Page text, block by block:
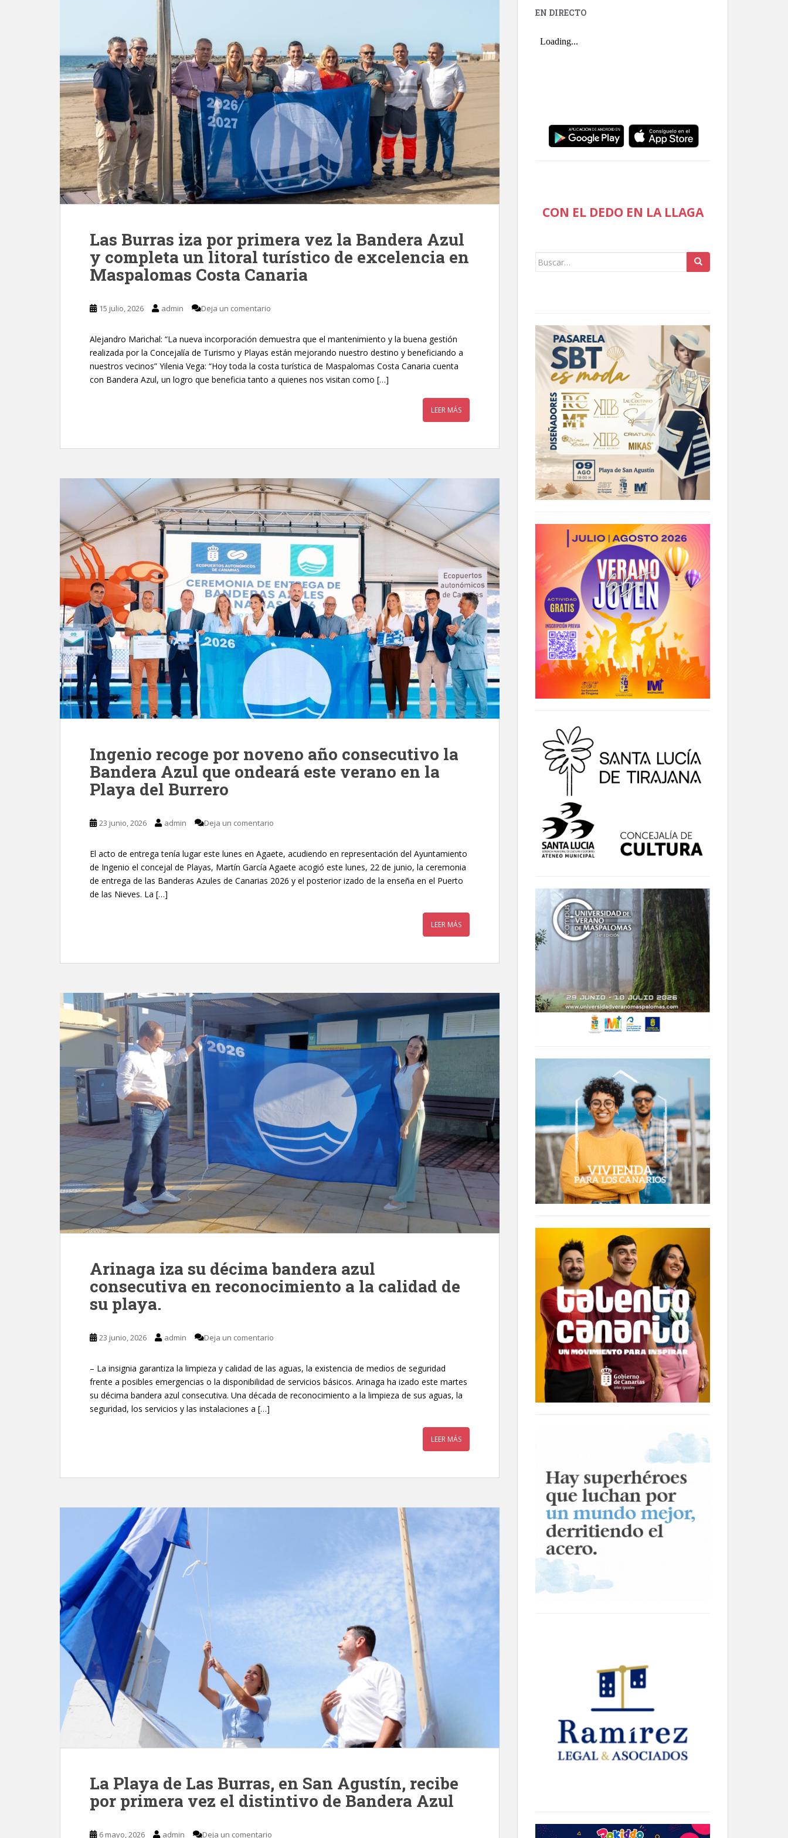
Las Burras iza por primera vez la Bandera Azul
y completa un litoral turístico de excelencia en
Maspalomas Costa Canaria
15 julio, 2026 admin Deja un comentario
Alejandro Marichal: “La nueva incorporación demuestra que el mantenimiento y la buena gestión
realizada por la Concejalía de Turismo y Playas están mejorando nuestro destino y beneficiando a
nuestros vecinos” Yilenia Vega: “Hoy toda la costa turística de Maspalomas Costa Canaria cuenta
con Bandera Azul, un logro que beneficia tanto a quienes nos visitan como […]
LEER MÁS
Ingenio recoge por noveno año consecutivo la
Bandera Azul que ondeará este verano en la
Playa del Burrero
23 junio, 2026 admin Deja un comentario
El acto de entrega tenía lugar este lunes en Agaete, acudiendo en representación del Ayuntamiento
de Ingenio el concejal de Playas, Martín García Agaete acogió este lunes, 22 de junio, la ceremonia
de entrega de las Banderas Azules de Canarias 2026 y el posterior izado de la enseña en el Puerto
de las Nieves. La […]
LEER MÁS
Arinaga iza su décima bandera azul
consecutiva en reconocimiento a la calidad de
su playa.
23 junio, 2026 admin Deja un comentario
– La insignia garantiza la limpieza y calidad de las aguas, la existencia de medios de seguridad
frente a posibles emergencias o la disponibilidad de servicios básicos. Arinaga ha izado este martes
su décima bandera azul consecutiva. Una década de reconocimiento a la limpieza de sus aguas, la
seguridad, los servicios y las instalaciones a […]
LEER MÁS
La Playa de Las Burras, en San Agustín, recibe
por primera vez el distintivo de Bandera Azul
6 mayo, 2026 admin Deja un comentario
EN DIRECTO
CON EL DEDO EN LA LLAGA
Buscar: